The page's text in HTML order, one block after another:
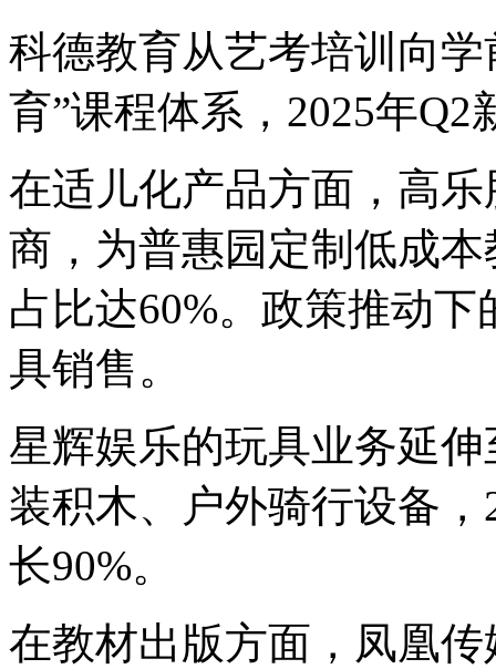
科德教育从艺考培训向
育”课程体系，2025年
在适儿化产品方面，高
商，为普惠园定制低成
占比达60%。政策推动
具销售。
星辉娱乐的玩具业务延
装积木、户外骑行设备
长90%。
在教材出版方面，凤凰